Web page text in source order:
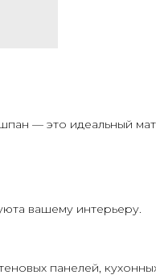
— это идеальный
вашему интерьеру.
панелей,